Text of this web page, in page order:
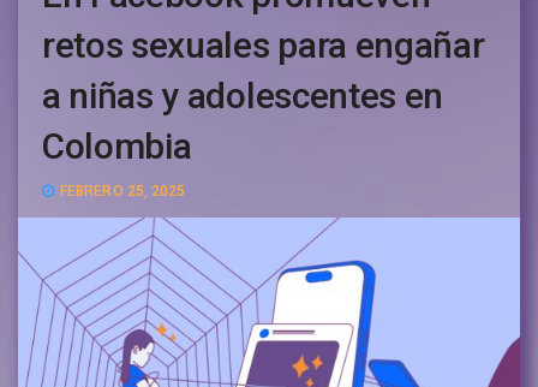
retos sexuales para engañar
a niñas y adolescentes en
Colombia
FEBRERO 25, 2025